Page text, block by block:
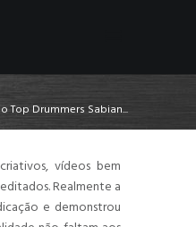
Top Drummers Sabian...
vídeos bem
Realmente a
e demonstrou